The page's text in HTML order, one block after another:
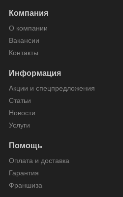
Компания
О компании
Вакансии
Контакты
Информация
Акции и спецпредложения
Статьи
Новости
Услуги
Помощь
Оплата и доставка
Гарантия
Франшиза